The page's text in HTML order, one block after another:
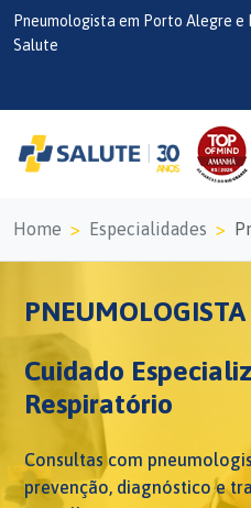
Pneumologista em Porto Alegre e
Salute
Home Especialidades
PNEUMOLOGISTA
Cuidado
Respiratório
Consultas com
prevenção, diagnóstico e